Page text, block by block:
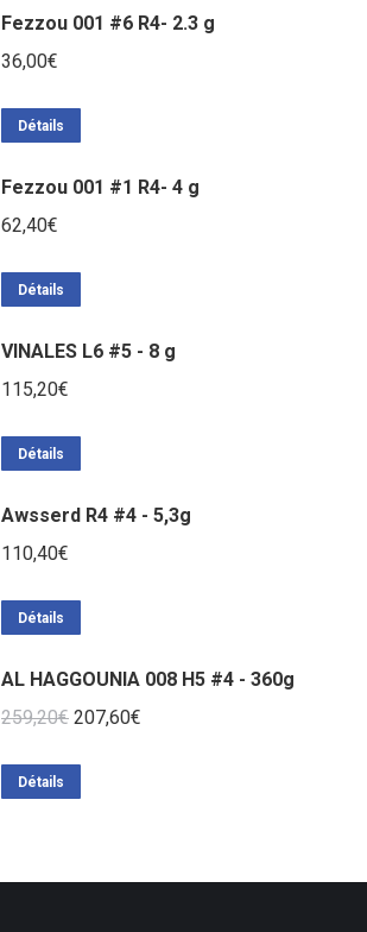
Fezzou 001 #6 R4- 2.3 g
36,00€
Détails
Fezzou 001 #1 R4- 4 g
62,40€
Détails
VINALES L6 #5 - 8 g
115,20€
Détails
Awsserd R4 #4 - 5,3g
110,40€
Détails
AL HAGGOUNIA 008 H5 #4 - 360g
259,20€ Le
207,60€
Détails